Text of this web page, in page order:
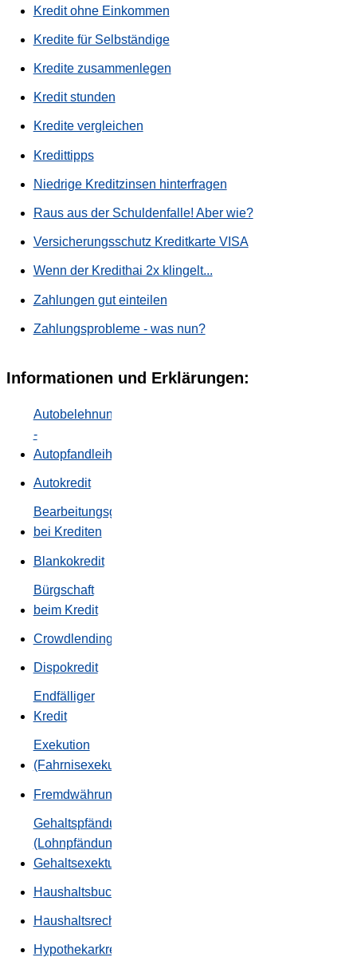
Kredit ohne Einkommen
Kredite für Selbständige
Kredite zusammenlegen
Kredit stunden
Kredite vergleichen
Kredittipps
Niedrige Kreditzinsen hinterfragen
Raus aus der Schuldenfalle! Aber wie?
Versicherungsschutz Kreditkarte VISA
Wenn der Kredithai 2x klingelt...
Zahlungen gut einteilen
Zahlungsprobleme - was nun?
Informationen und Erklärungen:
Autobelehnung
-
Autopfandleihe
Autokredit
Bearbeitungsgebühr
bei Krediten
Blankokredit
Bürgschaft
beim Kredit
Crowdlending
Dispokredit
Endfälliger
Kredit
Exekution
(Fahrnisexekution)
Fremdwährungskredit
Gehaltspfändung
(Lohnpfändung,
Gehaltsexektution)
Haushaltsbuch
Haushaltsrechnung
Hypothekarkredit